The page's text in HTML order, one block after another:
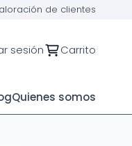
de clientes
sesión Carrito
Quienes somos